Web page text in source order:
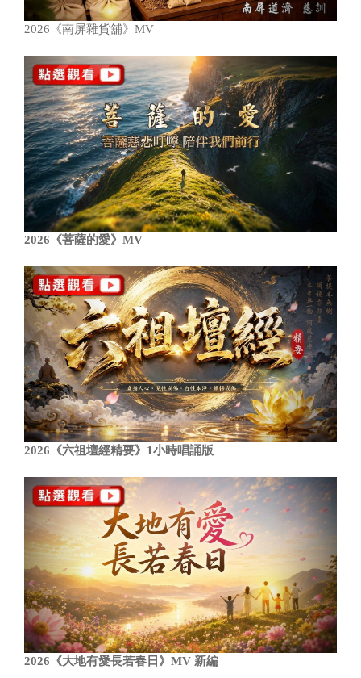
2026《南屏雜貨舖》MV
2026《菩薩的愛》MV
2026《六祖壇經精要》1小時唱誦版
2026《大地有愛長若春日》MV 新編